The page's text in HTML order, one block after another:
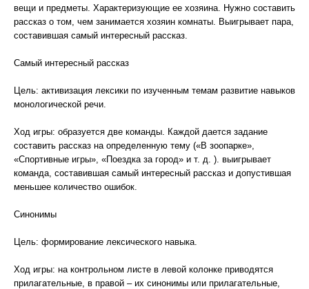
вещи и предметы. Характеризующие ее хозяина. Нужно составить
рассказ о том, чем занимается хозяин комнаты. Выигрывает пара,
составившая самый интересный рассказ.
Самый интересный рассказ
Цель: активизация лексики по изученным темам развитие навыков
монологической речи.
Ход игры: образуется две команды. Каждой дается задание
составить рассказ на определенную тему («В зоопарке»,
«Спортивные игры», «Поездка за город» и т. д. ). выигрывает
команда, составившая самый интересный рассказ и допустившая
меньшее количество ошибок.
Синонимы
Цель: формирование лексического навыка.
Ход игры: на контрольном листе в левой колонке приводятся
прилагательные, в правой – их синонимы или прилагательные,